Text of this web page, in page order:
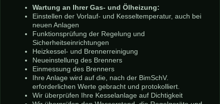
Wartung an Ihrer Gas- und Ölheizung:
Einstellen der Vorlauf- und Kesseltemperatur, auch bei
neuen Anlagen
Funktionsprüfung der Regelung und
Sicherheitseinrichtungen
Heizkessel- und Brennerreinigung
Neueinstellung des Brenners
Einmessung des Brenners
Ihre Anlage wird auf die, nach der BimSchV.
erforderlichen Werte gebracht und protokolliert.
Wir überprüfen Ihre Kesselanlage auf Dichtigkeit